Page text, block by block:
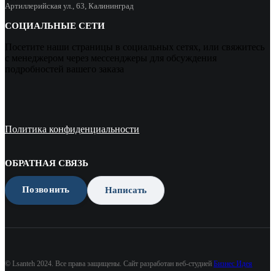
Артиллерийская ул., 63, Калининград
СОЦИАЛЬНЫЕ СЕТИ
Посетите наши страницы в социальных сетях, или свяжитесь
с менеджером через мессенджеры для обсуждения
подробностей вашего заказа
Политика конфиденциальности
ОБРАТНАЯ СВЯЗЬ
Позвонить Написать
© Lsanteh 2024. Все права защищены. Сайт разработан веб-студией Бизнес Идея